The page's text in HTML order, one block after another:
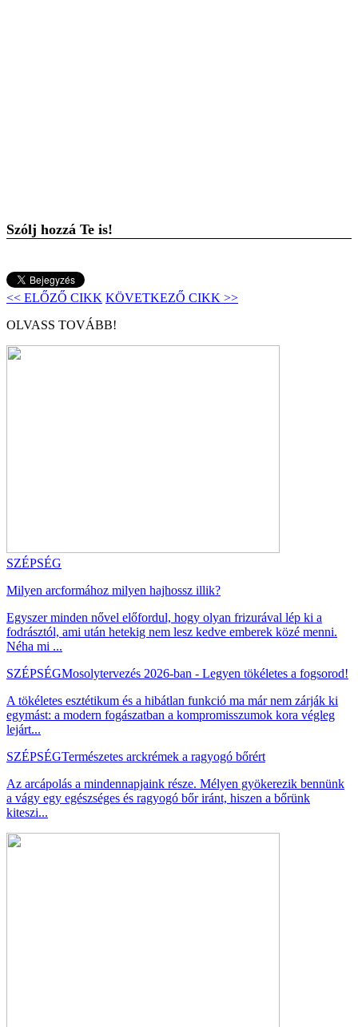
Szólj hozzá Te is!
<< ELŐZŐ CIKK KÖVETKEZŐ CIKK >>
OLVASS TOVÁBB!
SZÉPSÉG
Milyen arcformához milyen hajhossz illik?
Egyszer minden nővel előfordul, hogy olyan frizurával lép ki a
fodrásztól, ami után hetekig nem lesz kedve emberek közé menni.
Néha mi ...
SZÉPSÉGMosolytervezés 2026-ban - Legyen tökéletes a fogsorod!
A tökéletes esztétikum és a hibátlan funkció ma már nem zárják ki
egymást: a modern fogászatban a kompromisszumok kora végleg
lejárt...
SZÉPSÉGTermészetes arckrémek a ragyogó bőrért
Az arcápolás a mindennapjaink része. Mélyen gyökerezik bennünk
a vágy egy egészséges és ragyogó bőr iránt, hiszen a bőrünk
kiteszi...